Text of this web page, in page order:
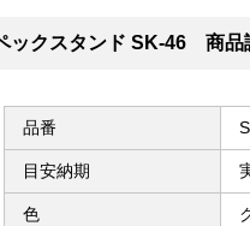
ックスタンド SK-46 商品
品番
目安納期
色